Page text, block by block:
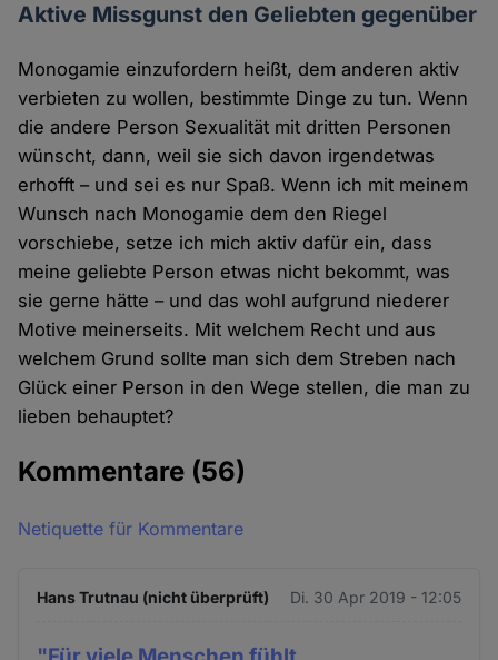
Aktive Missgunst den Geliebten gegenüber
Monogamie einzufordern heißt, dem anderen aktiv
verbieten zu wollen, bestimmte Dinge zu tun. Wenn
die andere Person Sexualität mit dritten Personen
wünscht, dann, weil sie sich davon irgendetwas
erhofft – und sei es nur Spaß. Wenn ich mit meinem
Wunsch nach Monogamie dem den Riegel
vorschiebe, setze ich mich aktiv dafür ein, dass
meine geliebte Person etwas nicht bekommt, was
sie gerne hätte – und das wohl aufgrund niederer
Motive meinerseits. Mit welchem Recht und aus
welchem Grund sollte man sich dem Streben nach
Glück einer Person in den Wege stellen, die man zu
lieben behauptet?
Kommentare (56)
Netiquette für Kommentare
Hans Trutnau (nicht überprüft) Di. 30 Apr 2019 - 12:05